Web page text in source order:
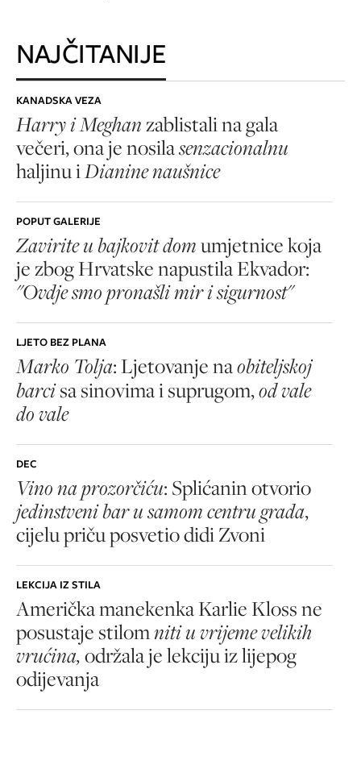
NAJČITANIJE
KANADSKA VEZA
Harry i Meghanzablistali na gala
večeri, ona je nosilasenzacionalnu
haljinu iDianine naušnice
POPUT GALERIJE
Zavirite u bajkovit domumjetnice koja
je zbog Hrvatske napustila Ekvador:
"Ovdje smo pronašli mir i sigurnost"
LJETO BEZ PLANA
Marko Tolja: Ljetovanje naobiteljskoj
barcisa sinovima i suprugom,od vale
do vale
DEC
Vino na prozorčiću: Splićanin otvorio
jedinstveni bar u samom centru grada,
cijelu priču posvetio didi Zvoni
LEKCIJA IZ STILA
Američka manekenka Karlie Kloss ne
posustaje stilomniti u vrijeme velikih
vrućina,održala je lekciju iz lijepog
odijevanja